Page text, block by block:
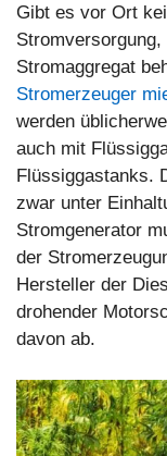
Gibt es vor Ort
Stromaggregat
Stromerzeuger
werden
auch mit
Flüssiggastanks.
zwar unter
Stromgenerator
der
Hersteller der
drohender
davon ab.